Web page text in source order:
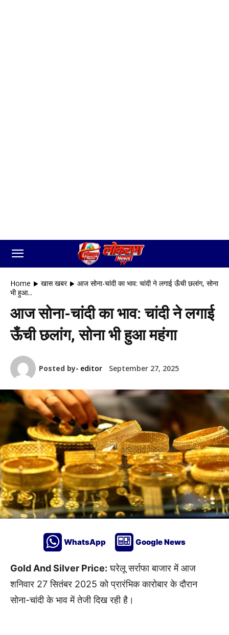
Home खास खबर
आज सोना-चांदी का भाव: चांदी ने लगाई ऊँची छलांग, सोना
भी हुआ...
आज सोना-चांदी का भाव: चांदी ने लगाई
ऊँची छलांग, सोना भी हुआ महंगा
Posted by- editor September 27, 2025
WhatsApp Google News
Gold And Silver Price: घरेलू सर्राफा बाजार में आज
शनिवार 27 सितंबर 2025 को प्रारंभिक कारोबार के दौरान
सोना-चांदी के भाव में तेजी दिख रही है।